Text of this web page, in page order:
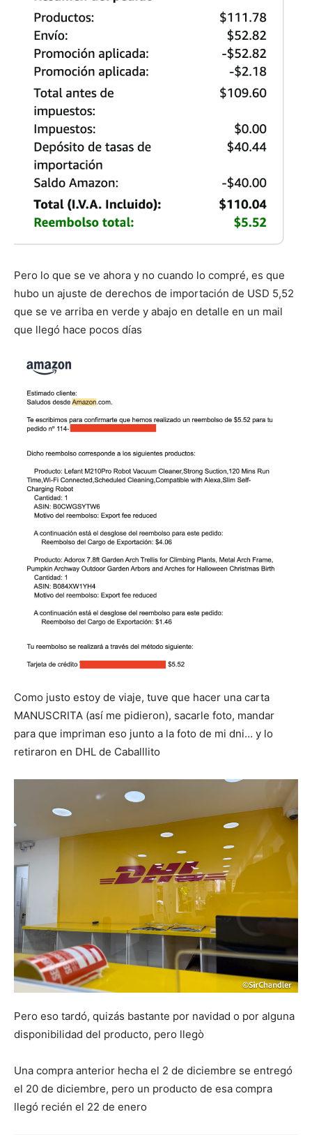
Pero lo que se ve ahora y no cuando lo compré, es que
hubo un ajuste de derechos de importación de USD 5,52
que se ve arriba en verde y abajo en detalle en un mail
que llegó hace pocos días
Como justo estoy de viaje, tuve que hacer una carta
MANUSCRITA (así me pidieron), sacarle foto, mandar
para que impriman eso junto a la foto de mi dni… y lo
retiraron en DHL de Caballlito
Pero eso tardó, quizás bastante por navidad o por alguna
disponibilidad del producto, pero llegò
Una compra anterior hecha el 2 de diciembre se entregó
el 20 de diciembre, pero un producto de esa compra
llegó recién el 22 de enero